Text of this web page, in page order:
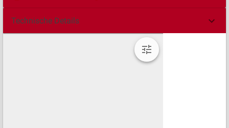
Technische Details